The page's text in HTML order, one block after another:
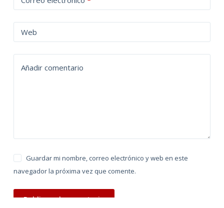
Web
Añadir comentario
Guardar mi nombre, correo electrónico y web en este
navegador la próxima vez que comente.
Publicar el comentario
a
t